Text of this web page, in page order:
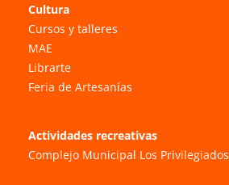
Cultura
Cursos y talleres
MAE
Librarte
Feria de Artesanías
Actividades recreativas
Complejo Municipal Los Privilegiados